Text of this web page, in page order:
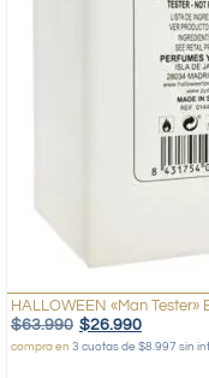
HALLOWEEN «Man Tester»
$63.990 $26.990
compra en 3 cuotas de $8.997 sin